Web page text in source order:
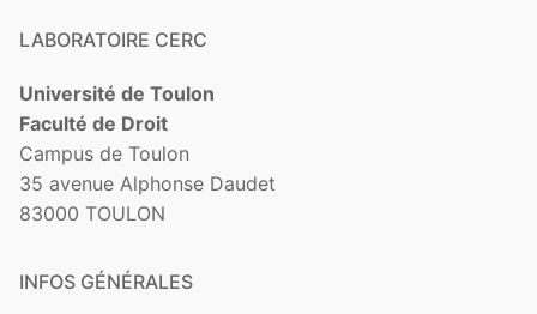
LABORATOIRE CERC
Université de Toulon
Faculté de Droit
Campus de Toulon
35 avenue Alphonse Daudet
83000 TOULON
INFOS GÉNÉRALES